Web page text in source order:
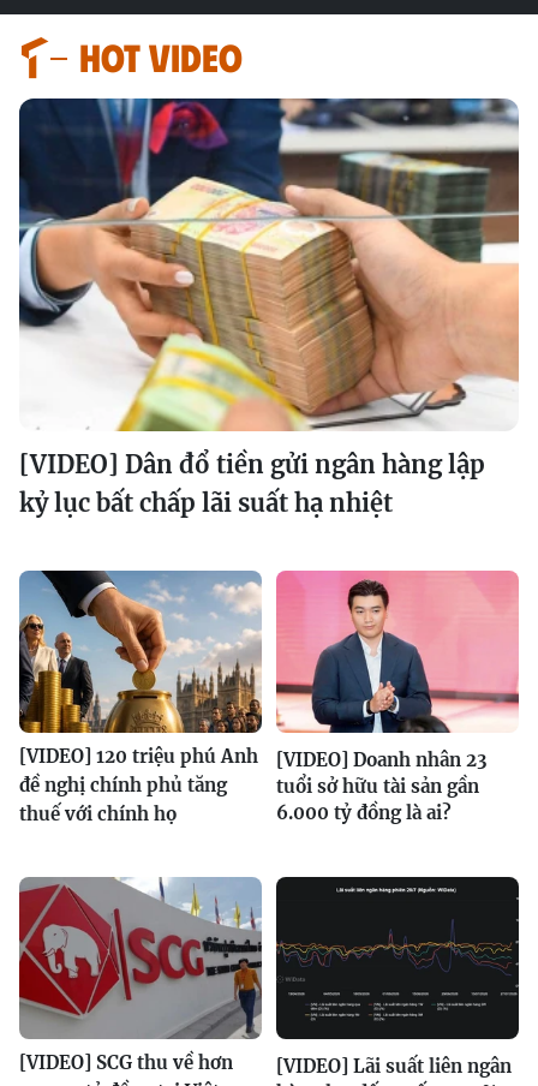
HOT VIDEO
[VIDEO] Dân đổ tiền gửi ngân hàng lập
kỷ lục bất chấp lãi suất hạ nhiệt
[VIDEO] 120 triệu phú Anh
đề nghị chính phủ tăng
thuế với chính họ
[VIDEO] Doanh nhân 23
tuổi sở hữu tài sản gần
6.000 tỷ đồng là ai?
[VIDEO] SCG thu về hơn
[VIDEO] Lãi suất liên ngân